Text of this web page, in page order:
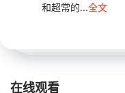
和超常的...全文
在线观看